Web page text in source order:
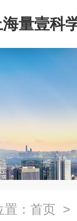
量壹科
： 首页 >